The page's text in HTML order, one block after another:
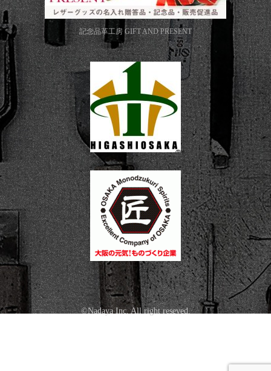
記念品革工房 GIFT AND PRESENT
©Nadaya Inc. All right reseved.